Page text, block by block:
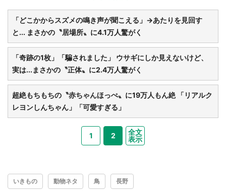
「どこかからスズメの鳴き声が聞こえる」→あたりを見回す
と... まさかの〝居場所〟に4.1万人驚がく
「奇跡の1枚」「騙されました」 ウサギにしか見えないけど、
実は...まさかの〝正体〟に2.4万人驚がく
超絶もちもちの〝赤ちゃんほっぺ〟に19万人もん絶 「リアルク
レヨンしんちゃん」「可愛すぎる」
1 2
全文
表示
いきもの 動物ネタ 鳥 長野